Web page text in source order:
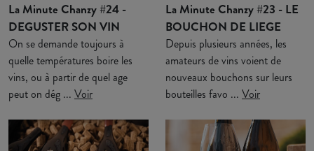
La Minute Chanzy #24 -
DEGUSTER SON VIN
On se demande toujours à
quelle températures boire les
vins, ou à partir de quel age
peut on dég ... Voir
La Minute Chanzy #23 - LE
BOUCHON DE LIEGE
Depuis plusieurs années, les
amateurs de vins voient de
nouveaux bouchons sur leurs
bouteilles favo ... Voir